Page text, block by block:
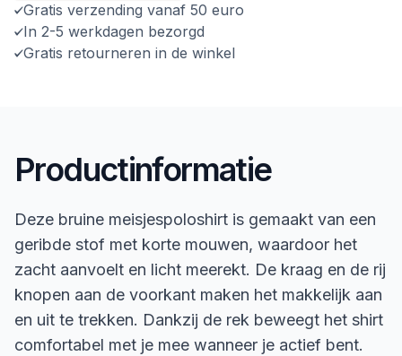
Gratis verzending vanaf 50 euro
In 2-5 werkdagen bezorgd
Gratis retourneren in de winkel
Productinformatie
Deze bruine meisjespoloshirt is gemaakt van een
geribde stof met korte mouwen, waardoor het
zacht aanvoelt en licht meerekt. De kraag en de rij
knopen aan de voorkant maken het makkelijk aan
en uit te trekken. Dankzij de rek beweegt het shirt
comfortabel met je mee wanneer je actief bent.